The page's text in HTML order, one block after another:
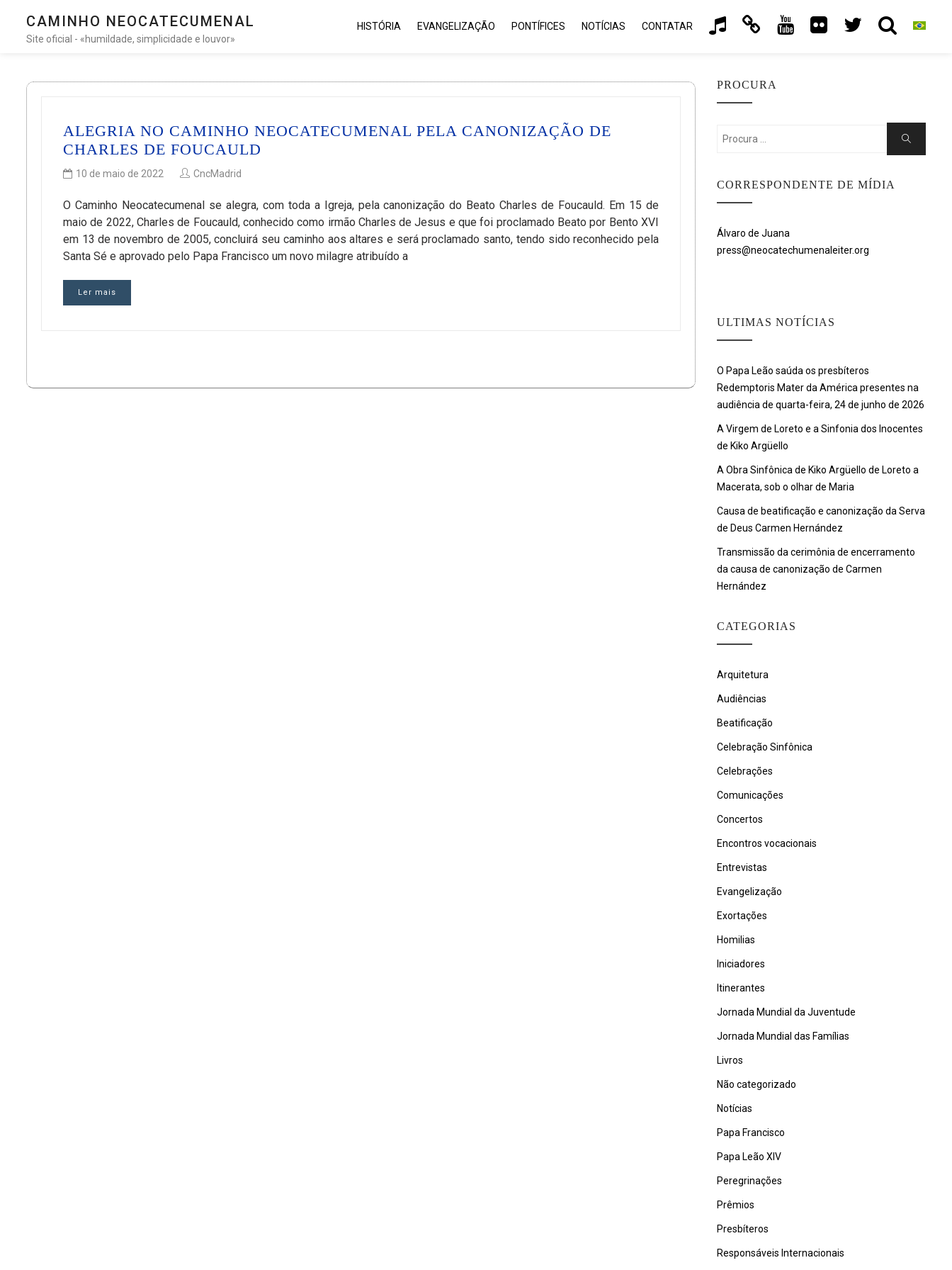
CAMINHO NEOCATECUMENAL
Site oficial - «humildade, simplicidade e louvor»
HISTÓRIA EVANGELIZAÇÃO PONTÍFICES NOTÍCIAS CONTATAR
ALEGRIA NO CAMINHO NEOCATECUMENAL PELA CANONIZAÇÃO DE
CHARLES DE FOUCAULD
10 de maio de 2022 CncMadrid
O Caminho Neocatecumenal se alegra, com toda a Igreja, pela canonização do Beato Charles de Foucauld. Em 15 de
maio de 2022, Charles de Foucauld, conhecido como irmão Charles de Jesus e que foi proclamado Beato por Bento XVI
em 13 de novembro de 2005, concluirá seu caminho aos altares e será proclamado santo, tendo sido reconhecido pela
Santa Sé e aprovado pelo Papa Francisco um novo milagre atribuído a
Ler mais
PROCURA
Search
Search
CORRESPONDENTE DE MÍDIA
Álvaro de Juana
press@neocatechumenaleiter.org
ULTIMAS NOTÍCIAS
O Papa Leão saúda os presbíteros
Redemptoris Mater da América presentes na
audiência de quarta-feira, 24 de junho de 2026
A Virgem de Loreto e a Sinfonia dos Inocentes
de Kiko Argüello
A Obra Sinfônica de Kiko Argüello de Loreto a
Macerata, sob o olhar de Maria
Causa de beatificação e canonização da Serva
de Deus Carmen Hernández
Transmissão da cerimônia de encerramento
da causa de canonização de Carmen
Hernández
CATEGORIAS
Arquitetura
Audiências
Beatificação
Celebração Sinfônica
Celebrações
Comunicações
Concertos
Encontros vocacionais
Entrevistas
Evangelização
Exortações
Homilias
Iniciadores
Itinerantes
Jornada Mundial da Juventude
Jornada Mundial das Famílias
Livros
Não categorizado
Notícias
Papa Francisco
Papa Leão XIV
Peregrinações
Prêmios
Presbíteros
Responsáveis Internacionais